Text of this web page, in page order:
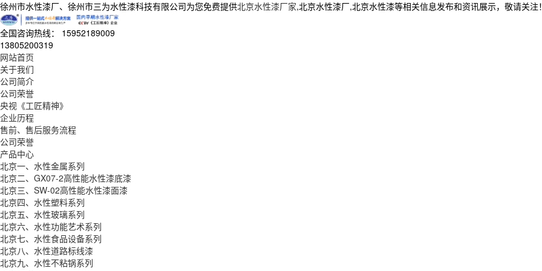
徐州市水性漆厂、徐州市三为水性漆科技有限公司为您免费提供北京水性漆厂家,北京水性漆厂,北京水性漆等相关信息发布和资讯展示，敬请关注！
全国咨询热线： 15952189009
13805200319
网站首页
关于我们
公司简介
公司荣誉
央视《工匠精神》
企业历程
售前、售后服务流程
公司荣誉
产品中心
北京一、水性金属系列
北京二、GX07-2高性能水性漆底漆
北京三、SW-02高性能水性漆面漆
北京四、水性塑料系列
北京五、水性玻璃系列
北京六、水性功能艺术系列
北京七、水性食品设备系列
北京八、水性道路标线漆
北京九、水性不粘锅系列